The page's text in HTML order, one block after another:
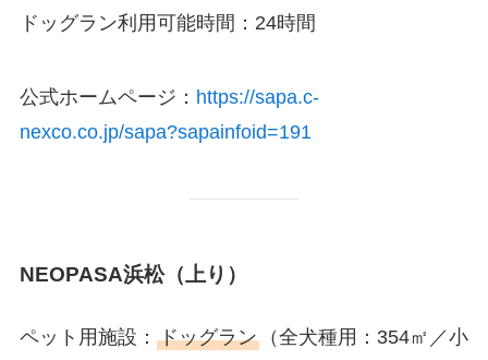
ドッグラン利用可能時間：24時間
公式ホームページ： https://sapa.c-
nexco.co.jp/sapa?sapainfoid=191
NEOPASA浜松（上り）
ペット用施設： ドッグラン（全犬種用：354㎡／小